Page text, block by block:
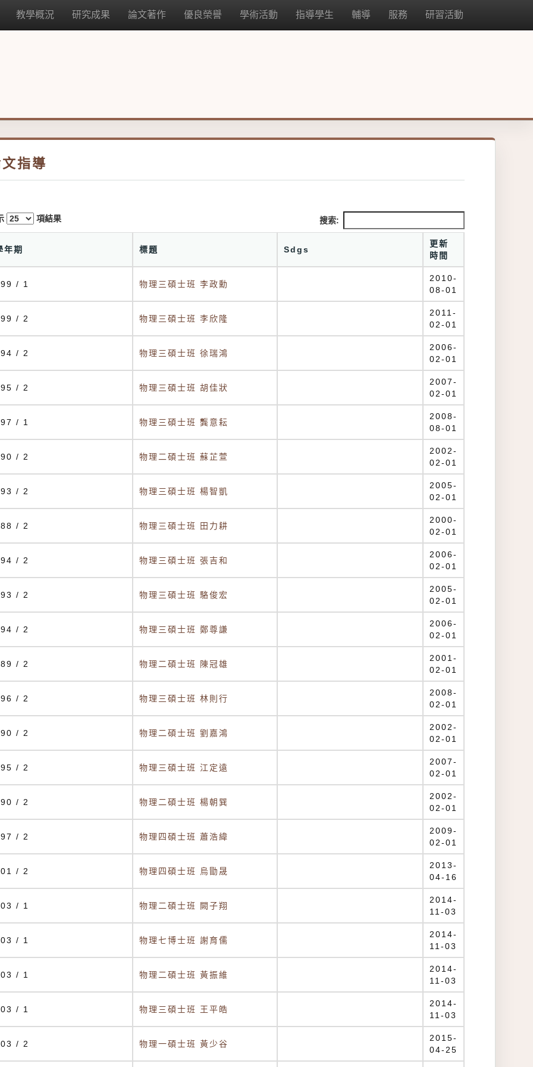
教學概況 研究成果 論文著作 優良榮譽 學術活動 指導學生 輔導 服務 研習活動
指導
項結果 搜索:
年期 標題 Sdgs
更新
時間
/ 1 物理三碩士班 李政勳
2010-
08-01
/ 2 物理三碩士班 李欣隆
2011-
02-01
/ 2 物理三碩士班 徐瑞鴻
2006-
02-01
/ 2 物理三碩士班 胡佳狀
2007-
02-01
/ 1 物理三碩士班 龔意耘
2008-
08-01
/ 2 物理二碩士班 蘇芷萱
2002-
02-01
/ 2 物理三碩士班 楊智凱
2005-
02-01
/ 2 物理三碩士班 田力耕
2000-
02-01
/ 2 物理三碩士班 張吉和
2006-
02-01
/ 2 物理三碩士班 駱俊宏
2005-
02-01
/ 2 物理三碩士班 鄭尊謙
2006-
02-01
/ 2 物理二碩士班 陳冠雄
2001-
02-01
/ 2 物理三碩士班 林則行
2008-
02-01
/ 2 物理二碩士班 劉嘉鴻
2002-
02-01
/ 2 物理三碩士班 江定遠
2007-
02-01
/ 2 物理二碩士班 楊朝巽
2002-
02-01
/ 2 物理四碩士班 蕭浩緯
2009-
02-01
/ 2 物理四碩士班 烏勖晟
2013-
04-16
/ 1 物理二碩士班 闕子翔
2014-
11-03
/ 1 物理七博士班 謝育儒
2014-
11-03
/ 1 物理二碩士班 黃振維
2014-
11-03
/ 1 物理三碩士班 王平皓
2014-
11-03
/ 2 物理一碩士班 黃少谷
2015-
04-25